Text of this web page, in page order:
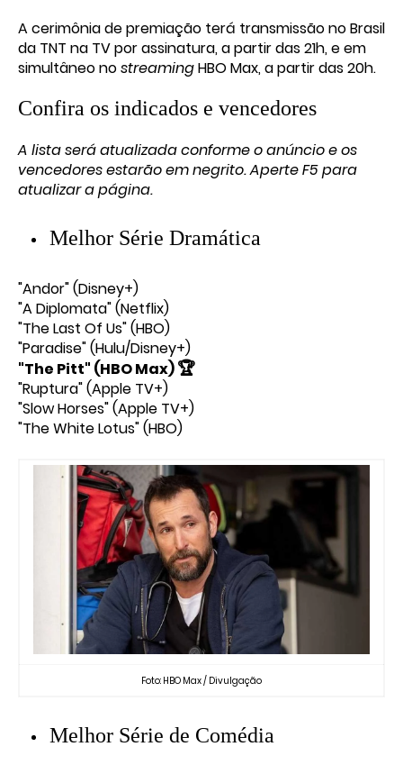
A cerimônia de premiação terá transmissão no Brasil
da TNT na TV por assinatura, a partir das 21h, e em
simultâneo nostreamingHBO Max, a partir das 20h.
Confira os indicados e vencedores
A lista será atualizada conforme o anúncio e os
vencedores estarão em negrito. Aperte F5 para
atualizar a página.
Melhor Série Dramática
"Andor" (Disney+)
"A Diplomata" (Netflix)
"The Last Of Us" (HBO)
"Paradise" (Hulu/Disney+)
"The Pitt" (HBO Max)🏆
"Ruptura" (Apple TV+)
"Slow Horses" (Apple TV+)
"The White Lotus" (HBO)
Foto: HBO Max / Divulgação
Melhor Série de Comédia